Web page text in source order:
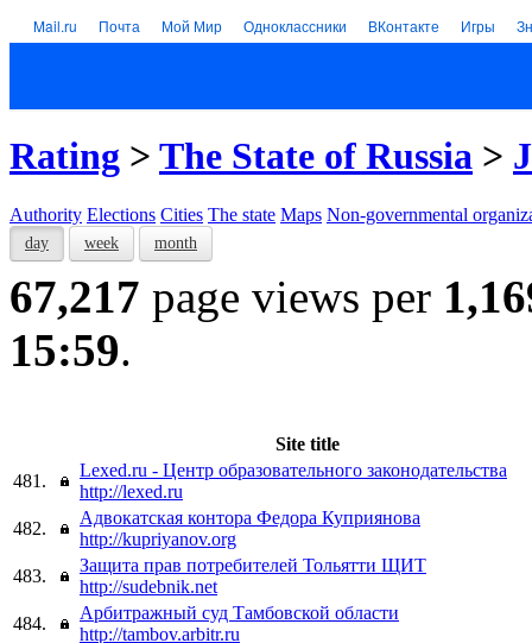
Mail.ru Почта Мой Мир Одноклассники ВКонтакте Игры
Rating > The State of Russia >
Authority Elections Cities The state Maps Non-governmental
day week month
67,217 page views per
15:59.
Site title
481.
Lexed.ru - Центр образовательного законодательства
http://lexed.ru
482.
Адвокатская контора Федора Куприянова
http://kupriyanov.org
483.
Защита прав потребителей Тольятти ЩИТ
http://sudebnik.net
484.
Арбитражный суд Тамбовской области
http://tambov.arbitr.ru